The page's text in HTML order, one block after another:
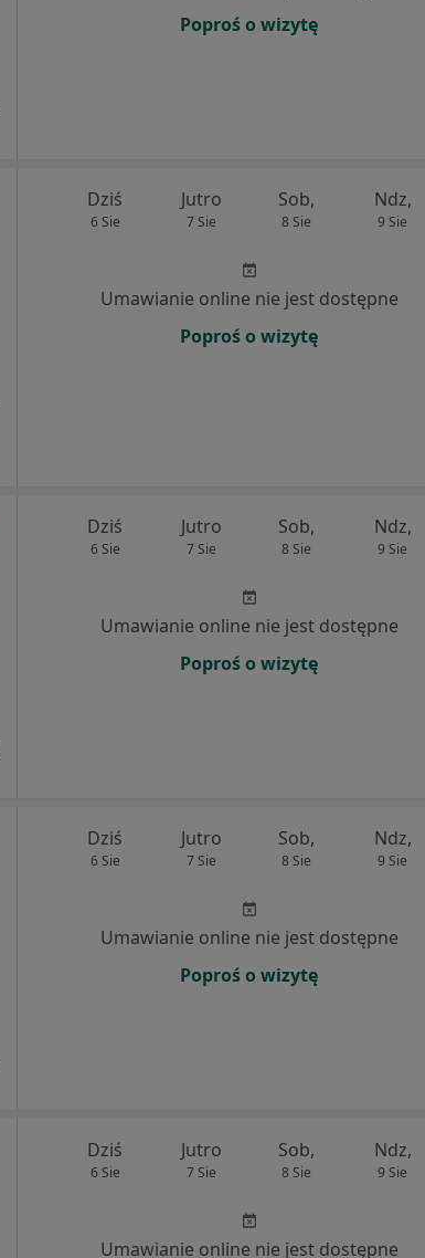
Poproś o wizytę
Dziś
6 Sie
Jutro
7 Sie
Sob,
8 Sie
Ndz,
9 Sie
Umawianie online nie jest dostępne
Poproś o wizytę
Dziś
6 Sie
Jutro
7 Sie
Sob,
8 Sie
Ndz,
9 Sie
Umawianie online nie jest dostępne
Poproś o wizytę
Dziś
6 Sie
Jutro
7 Sie
Sob,
8 Sie
Ndz,
9 Sie
Umawianie online nie jest dostępne
Poproś o wizytę
Dziś
6 Sie
Jutro
7 Sie
Sob,
8 Sie
Ndz,
9 Sie
Umawianie online nie jest dostępne